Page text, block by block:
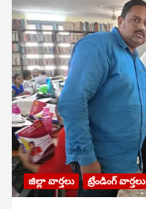
జిల్లా వార్తలు ట్రేండింగ్ వార్తలు